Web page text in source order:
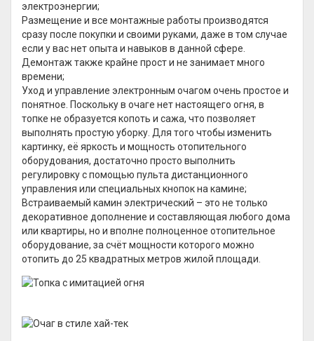
электроэнергии;
Размещение и все монтажные работы производятся
сразу после покупки и своими руками, даже в том случае
если у вас нет опыта и навыков в данной сфере.
Демонтаж также крайне прост и не занимает много
времени;
Уход и управление электронным очагом очень простое и
понятное. Поскольку в очаге нет настоящего огня, в
топке не образуется копоть и сажа, что позволяет
выполнять простую уборку. Для того чтобы изменить
картинку, её яркость и мощность отопительного
оборудования, достаточно просто выполнить
регулировку с помощью пульта дистанционного
управления или специальных кнопок на камине;
Встраиваемый камин электрический – это не только
декоративное дополнение и составляющая любого дома
или квартиры, но и вполне полноценное отопительное
оборудование, за счёт мощности которого можно
отопить до 25 квадратных метров жилой площади.